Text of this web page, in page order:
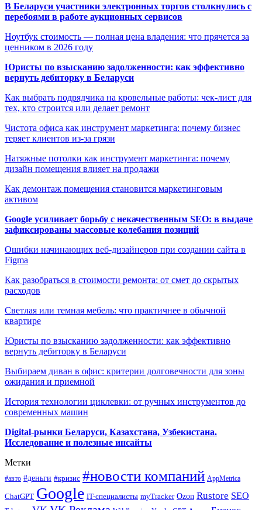
В Беларуси участники электронных торгов столкнулись с
перебоями в работе аукционных сервисов
Ноутбук стоимость — полная цена владения: что прячется за
ценником в 2026 году
Юристы по взысканию задолженности: как эффективно
вернуть дебиторку в Беларуси
Как выбрать подрядчика на кровельные работы: чек-лист для
тех, кто строится или делает ремонт
Чистота офиса как инструмент маркетинга: почему бизнес
теряет клиентов из-за грязи
Натяжные потолки как инструмент маркетинга: почему
дизайн помещения влияет на продажи
Как демонтаж помещения становится маркетинговым
активом
Google усиливает борьбу с некачественным SEO: в выдаче
зафиксированы массовые колебания позиций
Ошибки начинающих веб-дизайнеров при создании сайта в
Figma
Как разобраться в стоимости ремонта: от смет до скрытых
расходов
Светлая или темная мебель: что практичнее в обычной
квартире
Юристы по взысканию задолженности: как эффективно
вернуть дебиторку в Беларуси
Выбираем диван в офис: критерии долговечности для зоны
ожидания и приемной
История технологии циклевки: от ручных инструментов до
современных машин
Digital-рынки Беларуси, Казахстана, Узбекистана.
Исследование и полезные инсайты
Метки
#авто #деньги #кризис #новости компаний AppMetrica
ChatGPT Google IT-специалисты myTracker Ozon Rustore SEO